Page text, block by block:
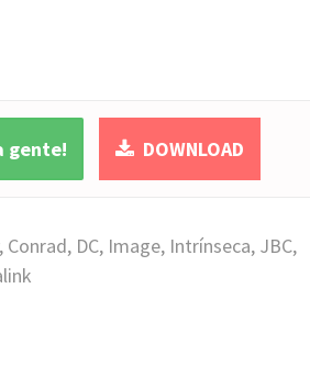
gente! DOWNLOAD
, Conrad, DC, Image, Intrínseca, JBC,